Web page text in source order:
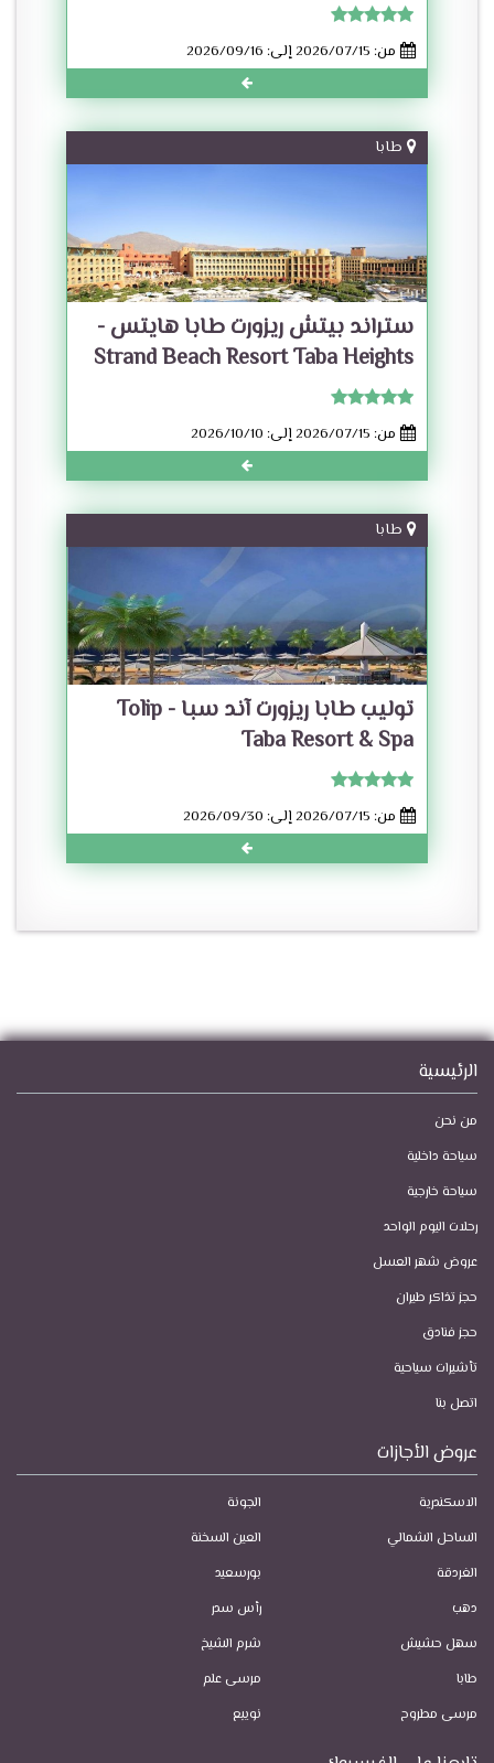
من: 2026/07/15 إلى: 2026/09/16
طابا
ستراند بيتش ريزورت طابا هايتس -
Strand Beach Resort Taba Heights
من: 2026/07/15 إلى: 2026/10/10
طابا
توليب طابا ريزورت آند سبا - Tolip
Taba Resort & Spa
من: 2026/07/15 إلى: 2026/09/30
الرئيسية
من نحن
سياحة داخلية
سياحة خارجية
رحلات اليوم الواحد
عروض شهر العسل
حجز تذاكر طيران
حجز فنادق
تأشيرات سياحية
اتصل بنا
عروض الأجازات
الاسكندرية
الجونة
الساحل الشمالي
العين السخنة
الغردقة
بورسعيد
دهب
رأس سدر
سهل حشيش
شرم الشيخ
طابا
مرسى علم
مرسى مطروح
نويبع